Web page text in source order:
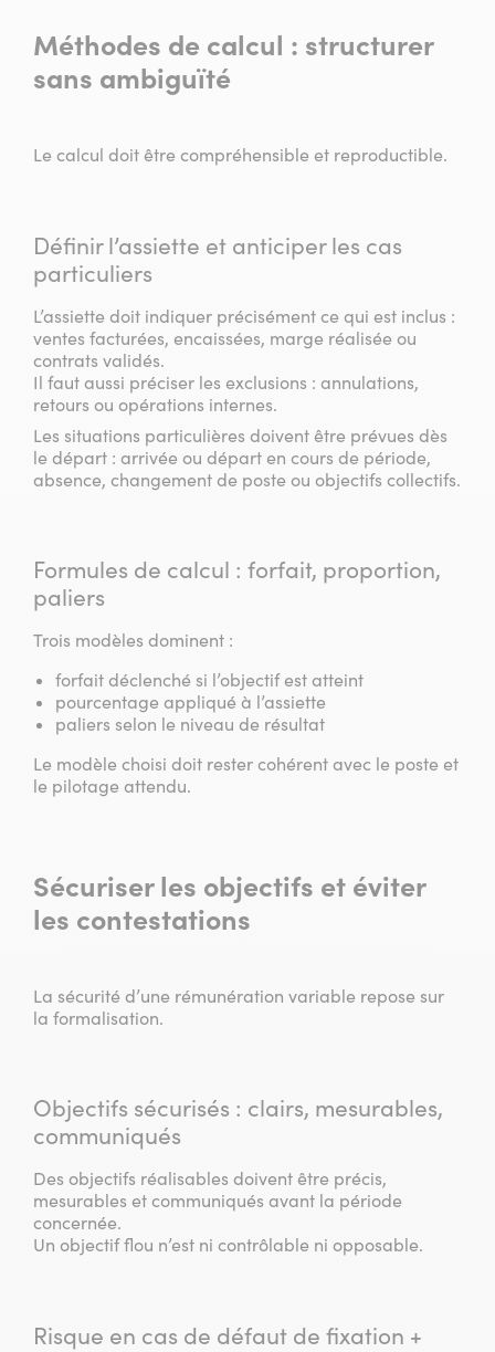
Méthodes de calcul : structurer
sans ambiguïté
Le calcul doit être compréhensible et reproductible.
Définir l’assiette et anticiper les cas
particuliers
L’assiette doit indiquer précisément ce qui est inclus :
ventes facturées, encaissées, marge réalisée ou
contrats validés.
Il faut aussi préciser les exclusions : annulations,
retours ou opérations internes.
Les situations particulières doivent être prévues dès
le départ : arrivée ou départ en cours de période,
absence, changement de poste ou objectifs collectifs.
Formules de calcul : forfait, proportion,
paliers
Trois modèles dominent :
forfait déclenché si l’objectif est atteint
pourcentage appliqué à l’assiette
paliers selon le niveau de résultat
Le modèle choisi doit rester cohérent avec le poste et
le pilotage attendu.
Sécuriser les objectifs et éviter
les contestations
La sécurité d’une rémunération variable repose sur
la formalisation.
Objectifs sécurisés : clairs, mesurables,
communiqués
Des objectifs réalisables doivent être précis,
mesurables et communiqués avant la période
concernée.
Un objectif flou n’est ni contrôlable ni opposable.
Risque en cas de défaut de fixation +